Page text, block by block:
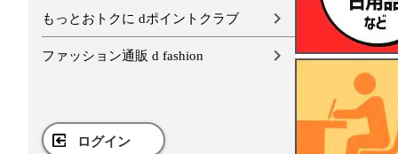
もっとおトクに dポイントクラブ
ファッション通販 d fashion
ログイン